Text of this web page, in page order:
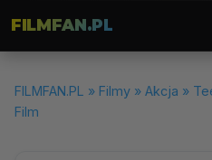
FILMFAN.PL
FILMFAN.PL » Filmy » Akcja »
Film